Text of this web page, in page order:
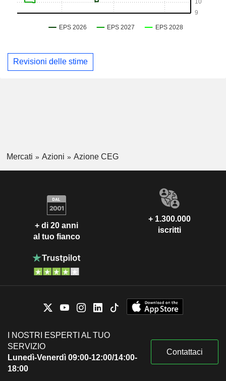
Revisioni delle stime
Mercati Azioni Azione CEG
+ di 20 anni
al tuo fianco
+ 1.300.000
iscritti
I NOSTRI ESPERTI AL TUO
SERVIZIO
Lunedì-Venerdì 09:00-12:00/14:00-
18:00
Contattaci